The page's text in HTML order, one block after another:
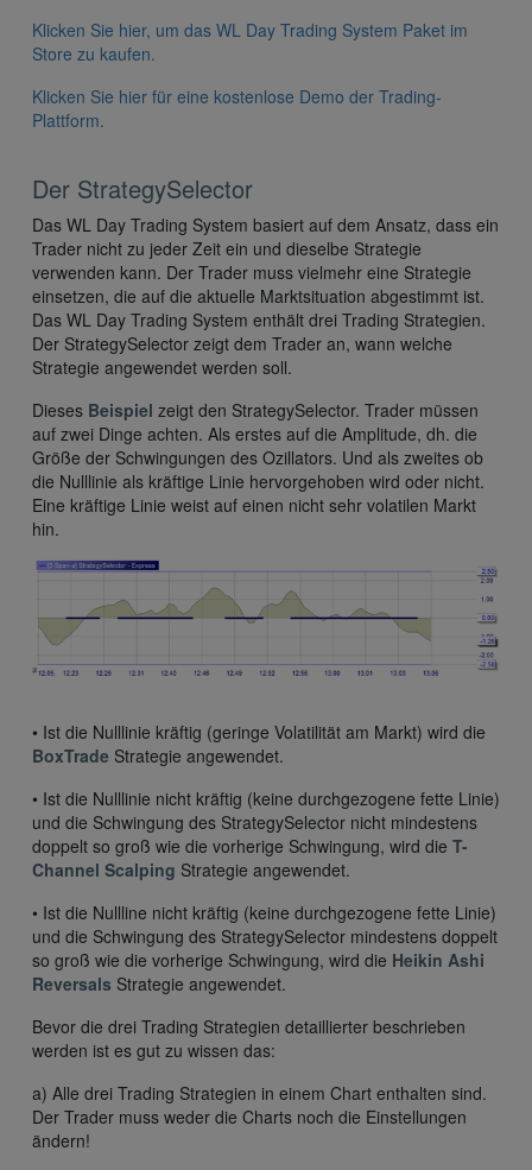
Klicken Sie hier, um das WL Day Trading System Paket im
Store zu kaufen.
Klicken Sie hier für eine kostenlose Demo der Trading-
Plattform.
Der StrategySelector
Das WL Day Trading System basiert auf dem Ansatz, dass ein
Trader nicht zu jeder Zeit ein und dieselbe Strategie
verwenden kann. Der Trader muss vielmehr eine Strategie
einsetzen, die auf die aktuelle Marktsituation abgestimmt ist.
Das WL Day Trading System enthält drei Trading Strategien.
Der StrategySelector zeigt dem Trader an, wann welche
Strategie angewendet werden soll.
Dieses Beispiel zeigt den StrategySelector. Trader müssen
auf zwei Dinge achten. Als erstes auf die Amplitude, dh. die
Größe der Schwingungen des Ozillators. Und als zweites ob
die Nulllinie als kräftige Linie hervorgehoben wird oder nicht.
Eine kräftige Linie weist auf einen nicht sehr volatilen Markt
hin.
• Ist die Nulllinie kräftig (geringe Volatilität am Markt) wird die
BoxTrade Strategie angewendet.
• Ist die Nulllinie nicht kräftig (keine durchgezogene fette Linie)
und die Schwingung des StrategySelector nicht mindestens
doppelt so groß wie die vorherige Schwingung, wird die T-
Channel Scalping Strategie angewendet.
• Ist die Nullline nicht kräftig (keine durchgezogene fette Linie)
und die Schwingung des StrategySelector mindestens doppelt
so groß wie die vorherige Schwingung, wird die Heikin Ashi
Reversals Strategie angewendet.
Bevor die drei Trading Strategien detaillierter beschrieben
werden ist es gut zu wissen das:
a) Alle drei Trading Strategien in einem Chart enthalten sind.
Der Trader muss weder die Charts noch die Einstellungen
ändern!